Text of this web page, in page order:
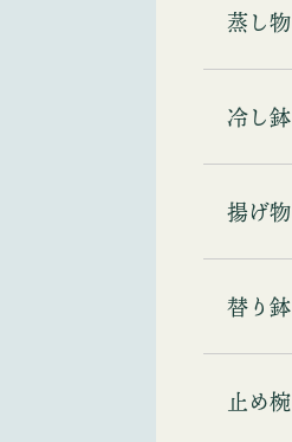
蒸し物
冷し鉢
揚げ物
替り鉢
止め椀